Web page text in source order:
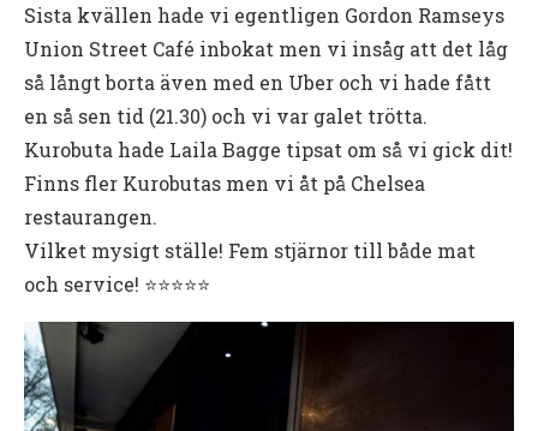
Sista kvällen hade vi egentligen Gordon Ramseys
Union Street Café inbokat men vi insåg att det låg
så långt borta även med en Uber och vi hade fått
en så sen tid (21.30) och vi var galet trötta.
Kurobuta hade Laila Bagge tipsat om så vi gick dit!
Finns fler Kurobutas men vi åt på Chelsea
restaurangen.
Vilket mysigt ställe! Fem stjärnor till både mat
och service! ⭐️⭐️⭐️⭐️⭐️